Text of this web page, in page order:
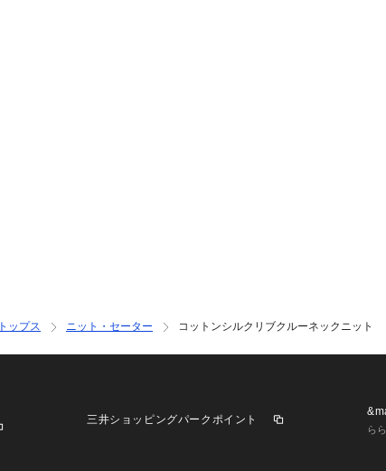
トップス ニット・セーター コットンシルクリブクルーネックニット
三井ショッピングパークポイント
ら